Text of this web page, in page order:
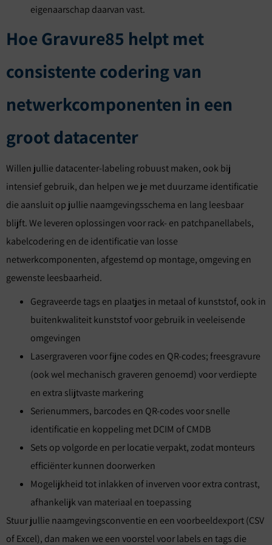
eigenaarschap daarvan vast.
Hoe Gravure85 helpt met
consistente codering van
netwerkcomponenten in een
groot datacenter
Willen jullie datacenter-labeling robuust maken, ook bij
intensief gebruik, dan helpen we je met duurzame identificatie
die aansluit op jullie naamgevingsschema en lang leesbaar
blijft. We leveren oplossingen voor rack- en patchpanellabels,
kabelcodering en de identificatie van losse
netwerkcomponenten, afgestemd op montage, omgeving en
gewenste leesbaarheid.
Gegraveerde tags en plaatjes in metaal of kunststof, ook in
buitenkwaliteit kunststof voor gebruik in veeleisende
omgevingen
Lasergraveren voor fijne codes en QR-codes; freesgravure
(ook wel mechanisch graveren genoemd) voor verdiepte
en extra slijtvaste markering
Serienummers, barcodes en QR-codes voor snelle
identificatie en koppeling met DCIM of CMDB
Sets op volgorde en per locatie verpakt, zodat monteurs
efficiënter kunnen doorwerken
Mogelijkheid tot inlakken of inverven voor extra contrast,
afhankelijk van materiaal en toepassing
Stuur jullie naamgevingsconventie en een voorbeeldexport (CSV
of Excel), dan maken we een voorstel voor labels en tags die